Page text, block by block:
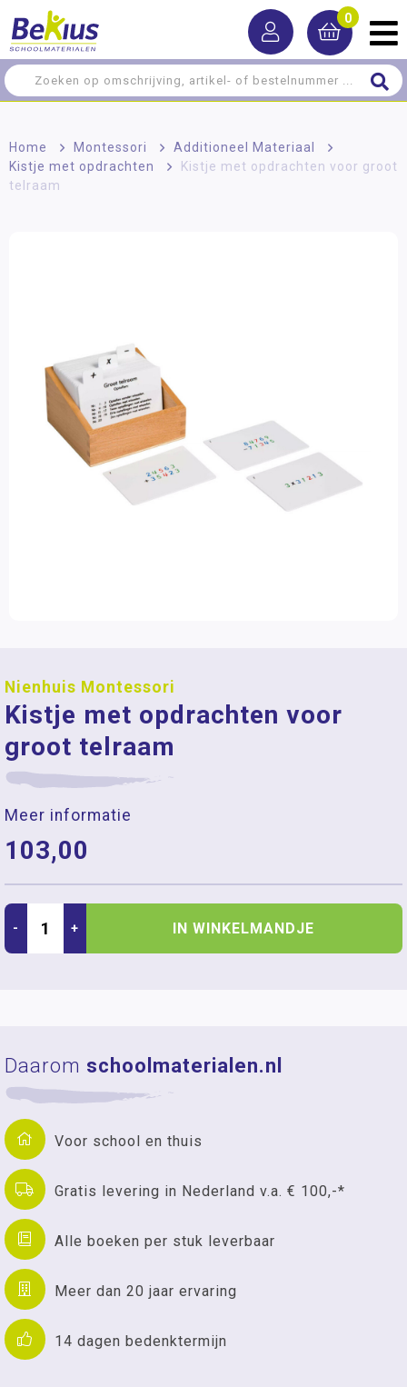
0
Home > Montessori > Additioneel Materiaal
>
Kistje met opdrachten
>
Kistje met opdrachten voor groot
telraam
Nienhuis Montessori
Kistje met opdrachten voor
groot telraam
Meer informatie
103,00
- + IN WINKELMANDJE
Daarom schoolmaterialen.nl
Voor school en thuis
Gratis levering in Nederland v.a. € 100,-*
Alle boeken per stuk leverbaar
Meer dan 20 jaar ervaring
14 dagen bedenktermijn